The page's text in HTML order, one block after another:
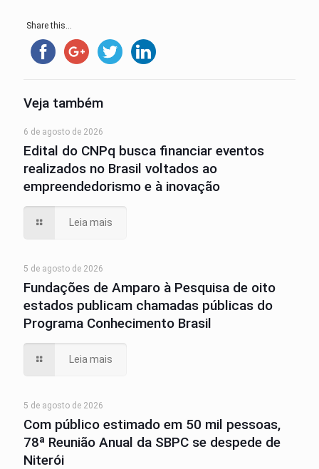
Share this...
Veja também
6 de agosto de 2026
Edital do CNPq busca financiar eventos
realizados no Brasil voltados ao
empreendedorismo e à inovação
Leia mais
5 de agosto de 2026
Fundações de Amparo à Pesquisa de oito
estados publicam chamadas públicas do
Programa Conhecimento Brasil
Leia mais
5 de agosto de 2026
Com público estimado em 50 mil pessoas,
78ª Reunião Anual da SBPC se despede de
Niterói